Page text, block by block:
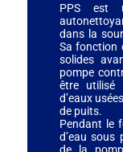
PPS est
dans la
Sa fonction
solides
pompe
être utilisé
d’eaux
de puits.
Pendant le
d’eau sous
de la